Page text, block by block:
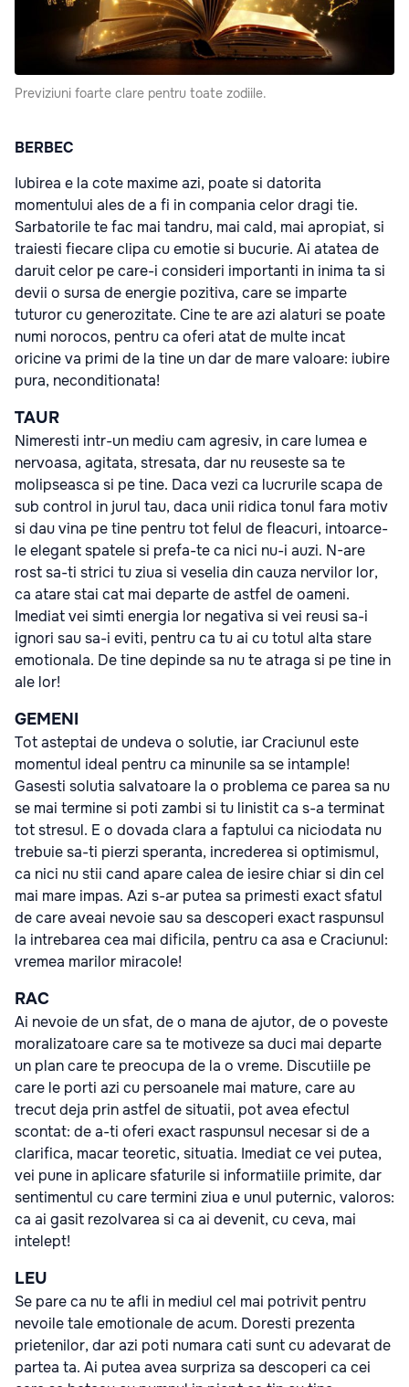
Previziuni foarte clare pentru toate zodiile.
BERBEC
Iubirea e la cote maxime azi, poate si datorita
momentului ales de a fi in compania celor dragi tie.
Sarbatorile te fac mai tandru, mai cald, mai apropiat, si
traiesti fiecare clipa cu emotie si bucurie. Ai atatea de
daruit celor pe care-i consideri importanti in inima ta si
devii o sursa de energie pozitiva, care se imparte
tuturor cu generozitate. Cine te are azi alaturi se poate
numi norocos, pentru ca oferi atat de multe incat
oricine va primi de la tine un dar de mare valoare: iubire
pura, neconditionata!
TAUR
Nimeresti intr-un mediu cam agresiv, in care lumea e
nervoasa, agitata, stresata, dar nu reuseste sa te
molipseasca si pe tine. Daca vezi ca lucrurile scapa de
sub control in jurul tau, daca unii ridica tonul fara motiv
si dau vina pe tine pentru tot felul de fleacuri, intoarce-
le elegant spatele si prefa-te ca nici nu-i auzi. N-are
rost sa-ti strici tu ziua si veselia din cauza nervilor lor,
ca atare stai cat mai departe de astfel de oameni.
Imediat vei simti energia lor negativa si vei reusi sa-i
ignori sau sa-i eviti, pentru ca tu ai cu totul alta stare
emotionala. De tine depinde sa nu te atraga si pe tine in
ale lor!
GEMENI
Tot asteptai de undeva o solutie, iar Craciunul este
momentul ideal pentru ca minunile sa se intample!
Gasesti solutia salvatoare la o problema ce parea sa nu
se mai termine si poti zambi si tu linistit ca s-a terminat
tot stresul. E o dovada clara a faptului ca niciodata nu
trebuie sa-ti pierzi speranta, increderea si optimismul,
ca nici nu stii cand apare calea de iesire chiar si din cel
mai mare impas. Azi s-ar putea sa primesti exact sfatul
de care aveai nevoie sau sa descoperi exact raspunsul
la intrebarea cea mai dificila, pentru ca asa e Craciunul:
vremea marilor miracole!
RAC
Ai nevoie de un sfat, de o mana de ajutor, de o poveste
moralizatoare care sa te motiveze sa duci mai departe
un plan care te preocupa de la o vreme. Discutiile pe
care le porti azi cu persoanele mai mature, care au
trecut deja prin astfel de situatii, pot avea efectul
scontat: de a-ti oferi exact raspunsul necesar si de a
clarifica, macar teoretic, situatia. Imediat ce vei putea,
vei pune in aplicare sfaturile si informatiile primite, dar
sentimentul cu care termini ziua e unul puternic, valoros:
ca ai gasit rezolvarea si ca ai devenit, cu ceva, mai
intelept!
LEU
Se pare ca nu te afli in mediul cel mai potrivit pentru
nevoile tale emotionale de acum. Doresti prezenta
prietenilor, dar azi poti numara cati sunt cu adevarat de
partea ta. Ai putea avea surpriza sa descoperi ca cei